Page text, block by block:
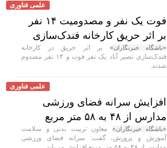
علمی فناوری
فوت یک نفر و مصدومیت ۱۴ نفر
بر اثر حریق کارخانه فندک‌سازی
«باشگاه خبرنگاران» بر اثر حریق در کارخانه
فندک‌سازی نصیر آباد یک نفر فوت و ۱۴ نفر مصدوم
شدند.
علمی فناوری
افزایش سرانه فضای ورزشی
مدارس از ۴۸ به ۵۸ متر مربع
«باشگاه خبرنگاران» معاون تربیت بدنی و سلامت
آموزش و پرورش، گفت: سرانه فضای ورزشی